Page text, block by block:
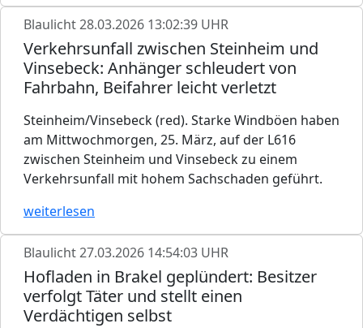
Blaulicht28.03.2026 13:02:39 UHR
Verkehrsunfall zwischen Steinheim und
Vinsebeck: Anhänger schleudert von
Fahrbahn, Beifahrer leicht verletzt
Steinheim/Vinsebeck (red). Starke Windböen haben
am Mittwochmorgen, 25. März, auf der L616
zwischen Steinheim und Vinsebeck zu einem
Verkehrsunfall mit hohem Sachschaden geführt.
weiterlesen
Blaulicht27.03.2026 14:54:03 UHR
Hofladen in Brakel geplündert: Besitzer
verfolgt Täter und stellt einen
Verdächtigen selbst